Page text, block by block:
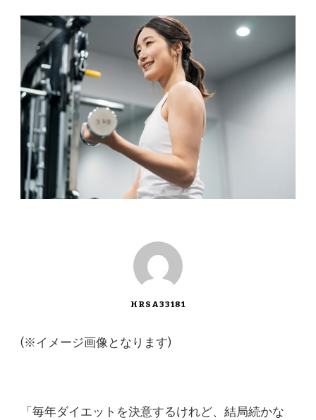
HRSA33181
(※イメージ画像となります)
「毎年ダイエットを決意するけれど、結局続かな